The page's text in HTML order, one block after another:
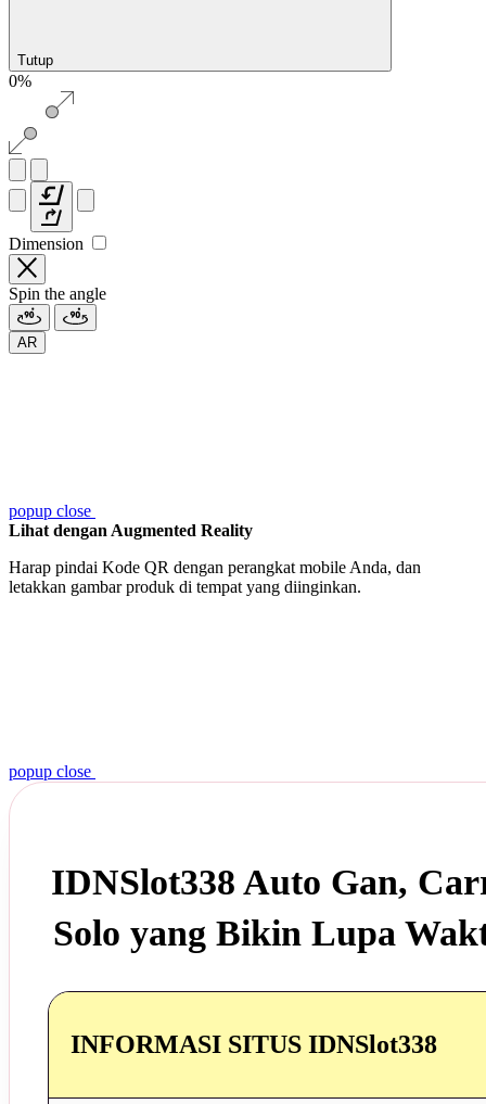
Tutup
0%
Dimension
Spin the angle
AR
popup close
Lihat dengan Augmented Reality
Harap pindai Kode QR dengan perangkat mobile Anda, dan
letakkan gambar produk di tempat yang diinginkan.
popup close
IDNSlot338 Auto Gan,
Solo yang Bikin Lupa
INFORMASI SITUS IDNSlot338